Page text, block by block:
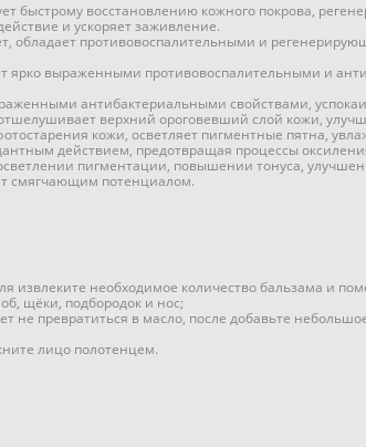
быстрому восстановлению кожного покрова,
и ускоряет заживление.
обладает противовоспалительными и
ярко выраженными противовоспалительными и
антибактериальными свойствами,
верхний ороговевший слой кожи,
кожи, осветляет пигментные пятна,
действием, предотвращая процессы
пигментации, повышении тонуса,
смягчающим потенциалом.
извлеките необходимое количество бальзама и
щёки, подбородок и нос;
не превратиться в масло, после добавьте
лицо полотенцем.